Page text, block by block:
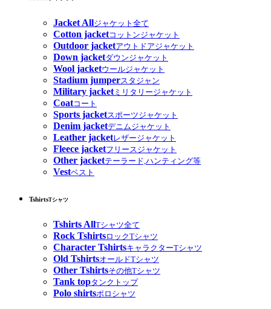
Jacket Allジャケット全て
Cotton jacketコットンジャケット
Outdoor jacketアウトドアジャケット
Down jacketダウンジャケット
Wool jacketウールジャケット
Stadium jumperスタジャン
Military jacketミリタリージャケット
Coatコート
Sports jacketスポーツジャケット
Denim jacketデニムジャケット
Leather jacketレザージャケット
Fleece jacketフリースジャケット
Other jacketテーラード,ハンティング等
Vestベスト
TshirtsTシャツ
Tshirts AllTシャツ全て
Rock TshirtsロックTシャツ
Character TshirtsキャラクターTシャツ
Old TshirtsオールドTシャツ
Other Tshirtsその他Tシャツ
Tank topタンクトップ
Polo shirtsポロシャツ